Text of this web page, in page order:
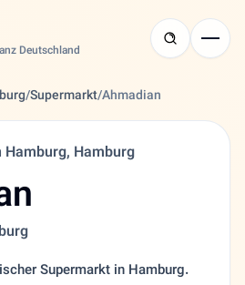
Deutschland
/Supermarkt/Ahmadian
Hamburg, Hamburg
Supermarkt in Hamburg.